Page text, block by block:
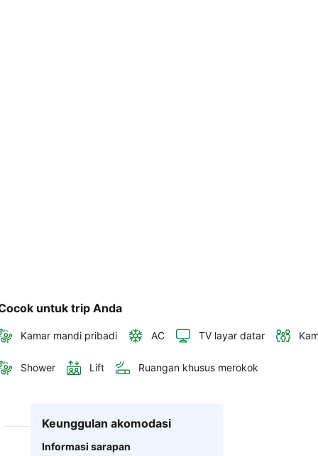
untuk trip Anda
Kamar mandi pribadi AC TV layar datar
Shower Lift Ruangan khusus merokok
Keunggulan akomodasi
Informasi sarapan